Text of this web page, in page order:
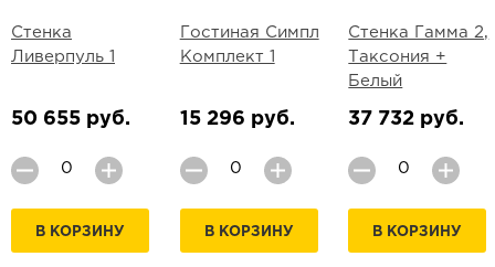
Стенка
Ливерпуль 1
50 655 руб.
В КОРЗИНУ
Гостиная Симпл
Комплект 1
15 296 руб.
В КОРЗИНУ
Стенка Гамма 2,
Таксония +
Белый
37 732 руб.
В КОРЗИНУ